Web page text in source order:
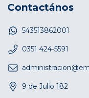
Contactános
543513862001
0351 424-5591
9 de Julio 182